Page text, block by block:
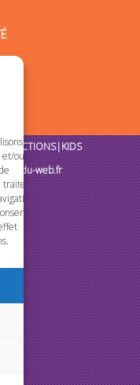
des
et/ou
traiter
du-web.fr